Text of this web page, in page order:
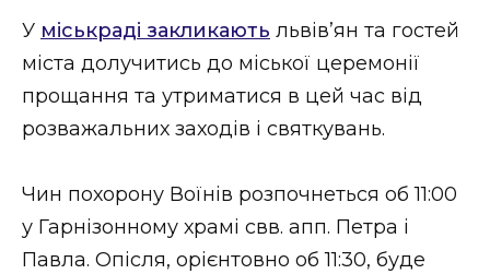
ФОТО
У міськраді закликають львів’ян та гостей
міста долучитись до міської церемонії
прощання та утриматися в цей час від
розважальних заходів і святкувань.
Чин похорону Воїнів розпочнеться об 11:00
у Гарнізонному храмі свв. апп. Петра і
Павла. Опісля, орієнтовно об 11:30, буде